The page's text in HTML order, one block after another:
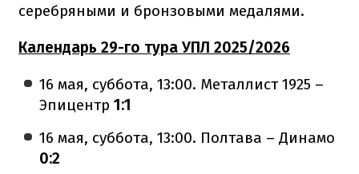
серебряными и бронзовыми медалями.
Календарь 29-го тура УПЛ 2025/2026
16 мая, суббота, 13:00. Металлист 1925 –
Эпицентр1:1
16 мая, суббота, 13:00. Полтава – Динамо
0:2